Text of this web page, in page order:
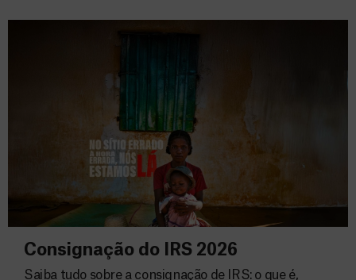
Consignação do IRS 2026
Saiba tudo sobre a consignação de IRS: o que é,